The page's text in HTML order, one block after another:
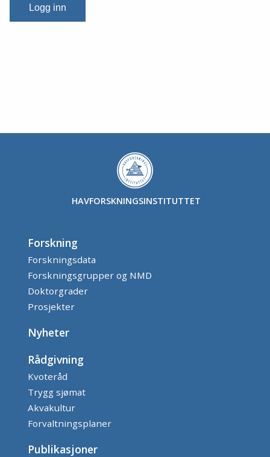
Logg inn
HAVFORSKNINGSINSTITUTTET
Forskning
Forskningsdata
Forskningsgrupper og NMD
Doktorgrader
Prosjekter
Nyheter
Rådgivning
Kvoteråd
Trygg sjømat
Akvakultur
Forvaltningsplaner
Publikasjoner